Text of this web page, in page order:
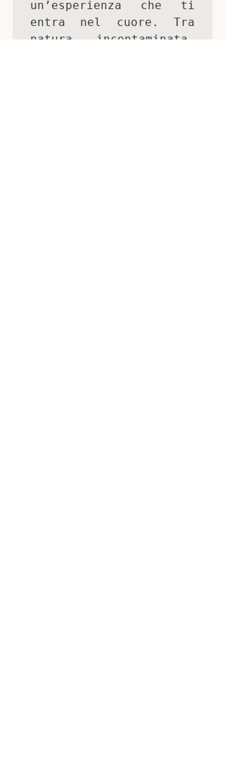
un’esperienza che ti
entra nel cuore. Tra
natura incontaminata,